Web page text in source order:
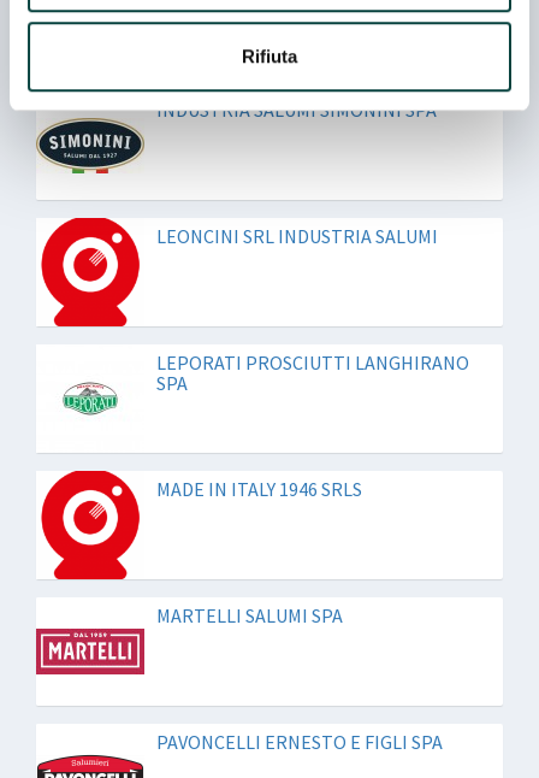
Rifiuta
INDUSTRIA SALUMI SIMONINI SPA
LEONCINI SRL INDUSTRIA SALUMI
LEPORATI PROSCIUTTI LANGHIRANO
SPA
MADE IN ITALY 1946 SRLS
MARTELLI SALUMI SPA
PAVONCELLI ERNESTO E FIGLI SPA